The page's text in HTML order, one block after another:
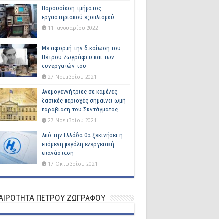
Παρουσίαση τμήματος
εργαστηριακού εξοπλισμού
11 Ιανουαρίου 2022
Με αφορμή την δικαίωση του
Πέτρου Ζωγράφου και των
συνεργατών του
27 Νοεμβρίου 2021
Ανεμογεννήτριες σε καμένες
δασικές περιοχές σημαίνει ωμή
παραβίαση του Συντάγματος
27 Νοεμβρίου 2021
Από την Ελλάδα θα ξεκινήσει η
επόμενη μεγάλη ενεργειακή
επανάσταση
17 Οκτωβρίου 2021
ΠΕΤΡΟΥ ΖΩΓΡΑΦΟΥ